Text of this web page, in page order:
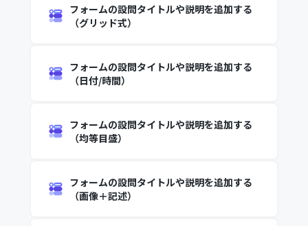
フォームの設問タイトルや説明を追加する
（グリッド式）
フォームの設問タイトルや説明を追加する
（日付/時間）
フォームの設問タイトルや説明を追加する
（均等目盛）
フォームの設問タイトルや説明を追加する
（画像＋記述）